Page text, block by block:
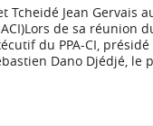
Tcheidé Jean Gervais
de sa réunion
du PPA-CI,
Dano Djédjé, le